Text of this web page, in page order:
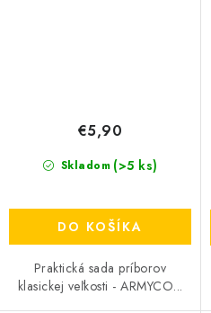
Skladom (>5 ks)
€5,90
DO KOŠÍKA
Praktická sada príborov
klasickej veľkosti - ARMYCO...